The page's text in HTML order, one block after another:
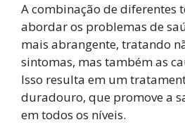
A combinação de diferentes
abordar os problemas de
mais abrangente, tratando
sintomas, mas também as
Isso resulta em um
duradouro, que promove a
em todos os níveis.